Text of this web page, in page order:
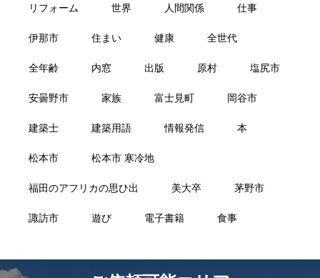
リフォーム 世界 人間関係 仕事
伊那市 住まい 健康 全世代
全年齢 内窓 出版 原村 塩尻市
安曇野市 家族 富士見町 岡谷市
建築士 建築用語 情報発信 本
松本市 松本市 寒冷地
福田のアフリカの思ひ出 美大卒 茅野市
諏訪市 遊び 電子書籍 食事